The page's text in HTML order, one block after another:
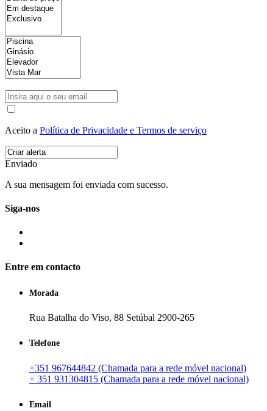
Aceito a Política de Privacidade e Termos de serviço
Enviado
A sua mensagem foi enviada com sucesso.
Siga-nos
Entre em contacto
Morada
Rua Batalha do Viso, 88 Setúbal 2900-265
Telefone
+351 967644842 (Chamada para a rede móvel nacional)
+ 351 931304815 (Chamada para a rede móvel nacional)
Email